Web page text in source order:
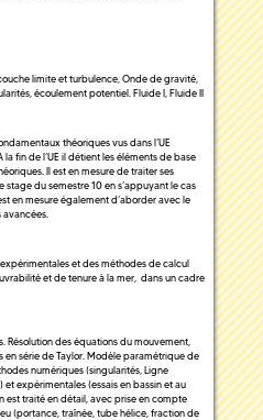
limite et turbulence, Onde de gravité,
écoulement potentiel. Fluide I, Fluide II
théoriques vus dans l’UE
fin de l’UE il détient les éléments de base
Il est en mesure de traiter ses
du semestre 10 en s’appuyant le cas
en mesure également d’aborder avec le
avancées.
et des méthodes de calcul
et de tenure à la mer, dans un cadre
Résolution des équations du mouvement,
série de Taylor. Modèle paramétrique de
numériques (singularités, Ligne
et expérimentales (essais en bassin et au
est traité en détail, avec prise en compte
(portance, traînée, tube hélice, fraction de